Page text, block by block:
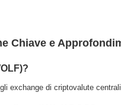
Chiave e
exchange di criptovalute